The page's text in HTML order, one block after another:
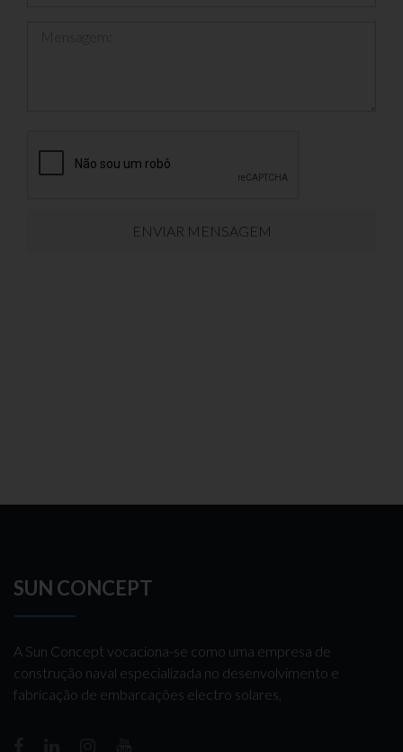
Mensagem:
ENVIAR MENSAGEM
SUN CONCEPT
A Sun Concept vocaciona-se como uma empresa de
construção naval especializada no desenvolvimento e
fabricação de embarcações electro solares,